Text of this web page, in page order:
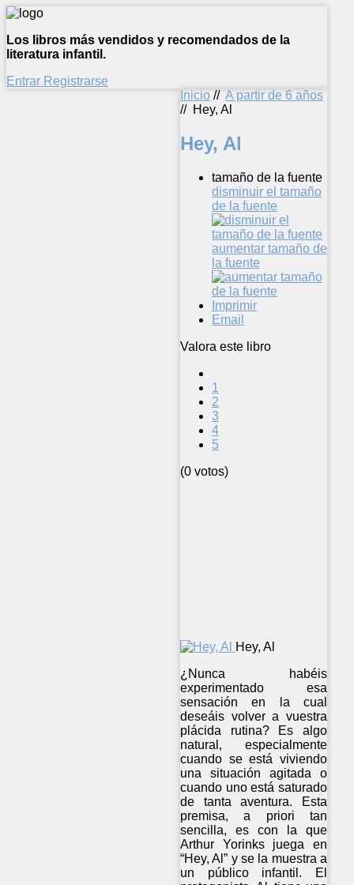
Los libros más vendidos y recomendados de la
literatura infantil.
Entrar Registrarse
Inicio // A partir de 6 años
// Hey, Al
Hey, Al
tamaño de la fuente
disminuir el tamaño
de la fuente
aumentar tamaño de
la fuente
Imprimir
Email
Valora este libro
1
2
3
4
5
(0 votos)
Hey, Al
¿Nunca habéis
experimentado esa
sensación en la cual
deseáis volver a vuestra
plácida rutina? Es algo
natural, especialmente
cuando se está viviendo
una situación agitada o
cuando uno está saturado
de tanta aventura. Esta
premisa, a priori tan
sencilla, es con la que
Arthur Yorinks juega en
“Hey, Al” y se la muestra a
un público infantil. El